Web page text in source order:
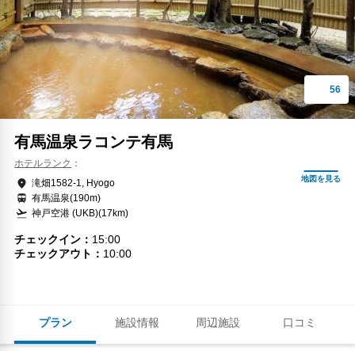
プラン 施設情報 周辺施設 口コミ
有馬温泉ラコンテ有馬
ホテルランク
滝畑1582-1, Hyogo
有馬温泉(190m)
神戸空港 (UKB)(17km)
チェックイン
15:00
チェックアウト
10:00